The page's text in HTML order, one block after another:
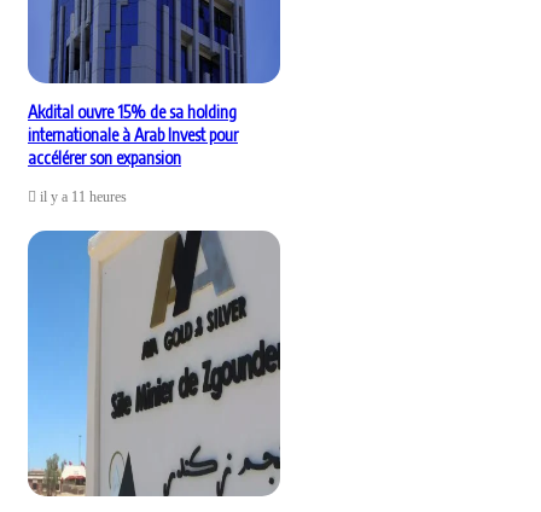
Akdital ouvre 15% de sa holding
internationale à Arab Invest pour
accélérer son expansion
il y a 11 heures